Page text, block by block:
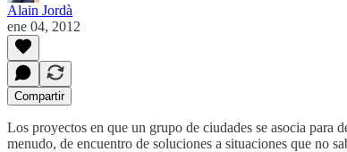
Alain Jordà
ene 04, 2012
Compartir
Los proyectos en que un grupo de ciudades se asocia para
menudo, de encuentro de soluciones a situaciones que no